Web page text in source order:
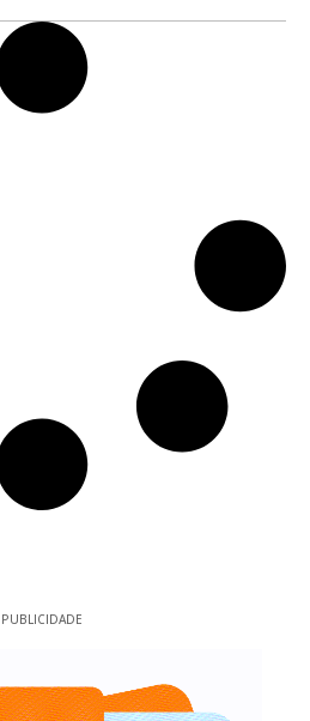
PUBLICIDADE